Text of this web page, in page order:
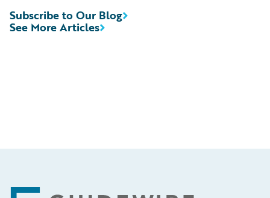
See More Articles
Subscribe to Our Blog